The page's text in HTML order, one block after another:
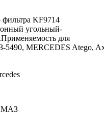
KF9714
угольный-
для
MERCEDES Atego,